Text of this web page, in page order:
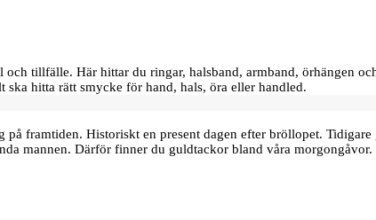
tillfälle. Här hittar du ringar, halsband, armband, örhängen
ska hitta rätt smycke för hand, hals, öra eller handled.
på framtiden. Historiskt en present dagen efter bröllopet.
mannen. Därför finner du guldtackor bland våra morgongåvor.